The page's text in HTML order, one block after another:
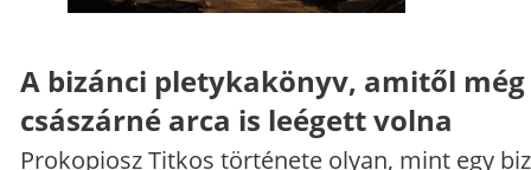
A bizánci pletykakönyv, amitől még
császárné arca is leégett volna
Prokopiosz Titkos története olyan, mint egy